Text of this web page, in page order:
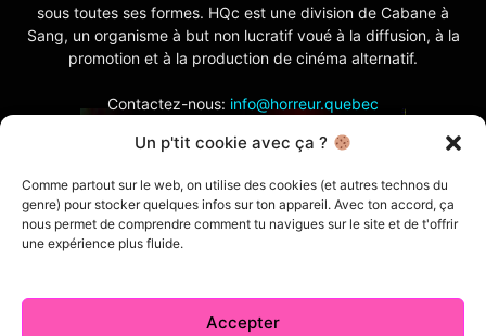
Un p'tit cookie avec ça ?
Comme partout sur le web, on utilise des cookies (et autres technos du
genre) pour stocker quelques infos sur ton appareil. Avec ton accord, ça
nous permet de comprendre comment tu navigues sur le site et de t'offrir
une expérience plus fluide.
Accepter
sous toutes ses formes. HQc est une division de Cabane à
Sang, un organisme à but non lucratif voué à la diffusion, à la
promotion et à la production de cinéma alternatif.
Contactez-nous: info@horreur.quebec
SUIVEZ NOUS